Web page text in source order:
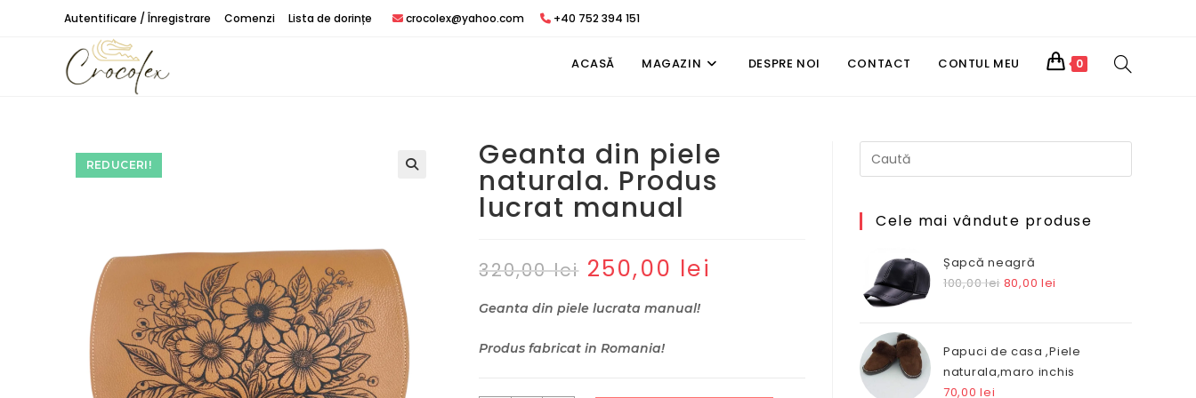
Autentificare / Înregistrare Comenzi Lista de dorințe crocolex@yahoo.com +40 752 394 151
ACASĂ MAGAZIN DESPRE NOI CONTACT CONTUL MEU 0 TOGGLE
REDUCERI! Geanta din piele
naturala. Produs
lucrat manual
320,00lei Prețul
inițial
fost:
320,00 lei.
250,00 lei
Geanta din piele lucrata manual!
Produs fabricat in Romania!
Cele mai vândute produse
Șapcă neagră
100,00lei Prețul
fost:
100,00 lei.
80,00 lei
80,00 lei.
Papuci de casa ,Piele
naturala,maro inchis
70,00lei